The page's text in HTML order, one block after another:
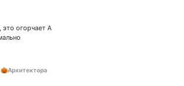
это огорчает А